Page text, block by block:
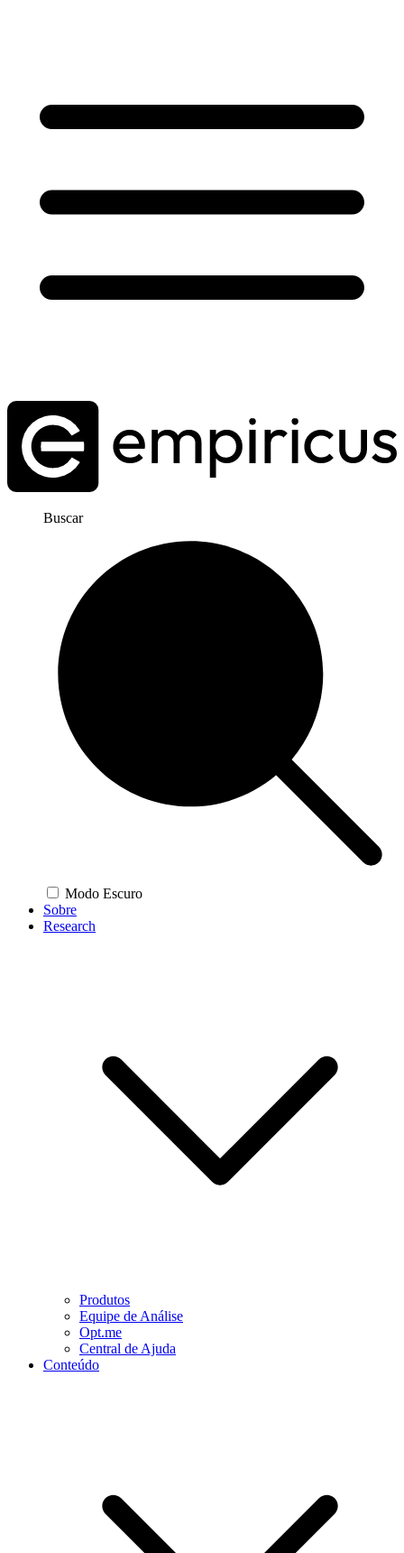
Buscar
Modo Escuro
Sobre
Research
Produtos
Equipe de Análise
Opt.me
Central de Ajuda
Conteúdo